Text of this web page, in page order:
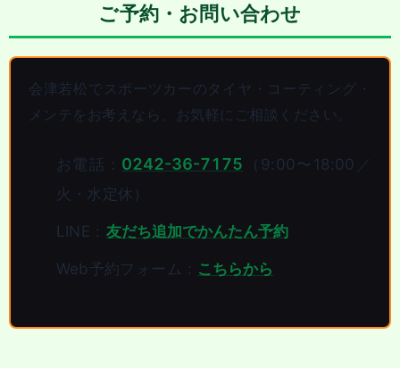
ご予約・お問い合わせ
会津若松でスポーツカーのタイヤ・コーティング・
メンテをお考えなら、お気軽にご相談ください。
お電話： 0242-36-7175 （9:00〜18:00／
火・水定休）
LINE： 友だち追加でかんたん予約
Web予約フォーム： こちらから